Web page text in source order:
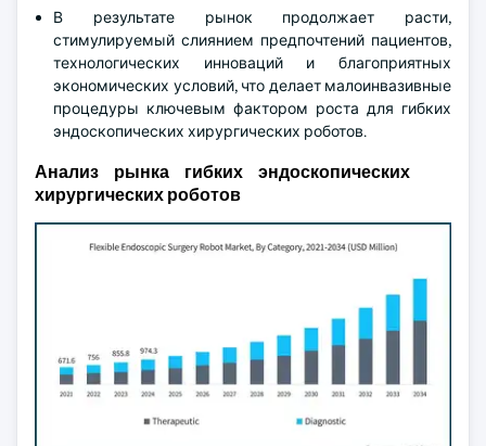
В результате рынок продолжает расти,
стимулируемый слиянием предпочтений пациентов,
технологических инноваций и благоприятных
экономических условий, что делает малоинвазивные
процедуры ключевым фактором роста для гибких
эндоскопических хирургических роботов.
Анализ рынка гибких эндоскопических
хирургических роботов